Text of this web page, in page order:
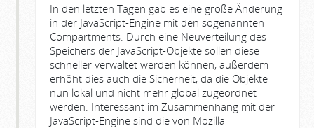
In den letzten Tagen gab es eine große Änderung
in der JavaScript-Engine mit den sogenannten
Compartments. Durch eine Neuverteilung des
Speichers der JavaScript-Objekte sollen diese
schneller verwaltet werden können, außerdem
erhöht dies auch die Sicherheit, da die Objekte
nun lokal und nicht mehr global zugeordnet
werden. Interessant im Zusammenhang mit der
JavaScript-Engine sind die von Mozilla